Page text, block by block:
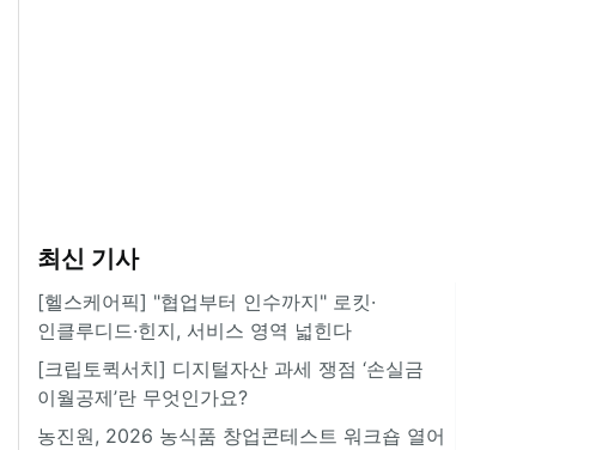
최신 기사
[헬스케어픽] "협업부터 인수까지" 로킷·
인클루디드·힌지, 서비스 영역 넓힌다
[크립토퀵서치] 디지털자산 과세 쟁점 ‘손실금
이월공제’란 무엇인가요?
농진원, 2026 농식품 창업콘테스트 워크숍 열어